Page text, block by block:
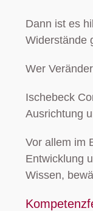
Dann ist es
Widerstände
Wer
Ischebeck
Ausrichtung
Vor allem im
Entwicklung
Wissen,